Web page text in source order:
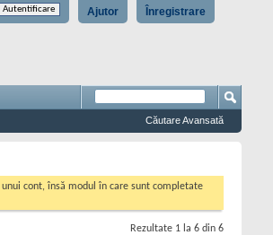
Înregistrare
Ajutor
Căutare Avansată
cont, însă modul în care sunt completate
Rezultate 1 la 6 din 6